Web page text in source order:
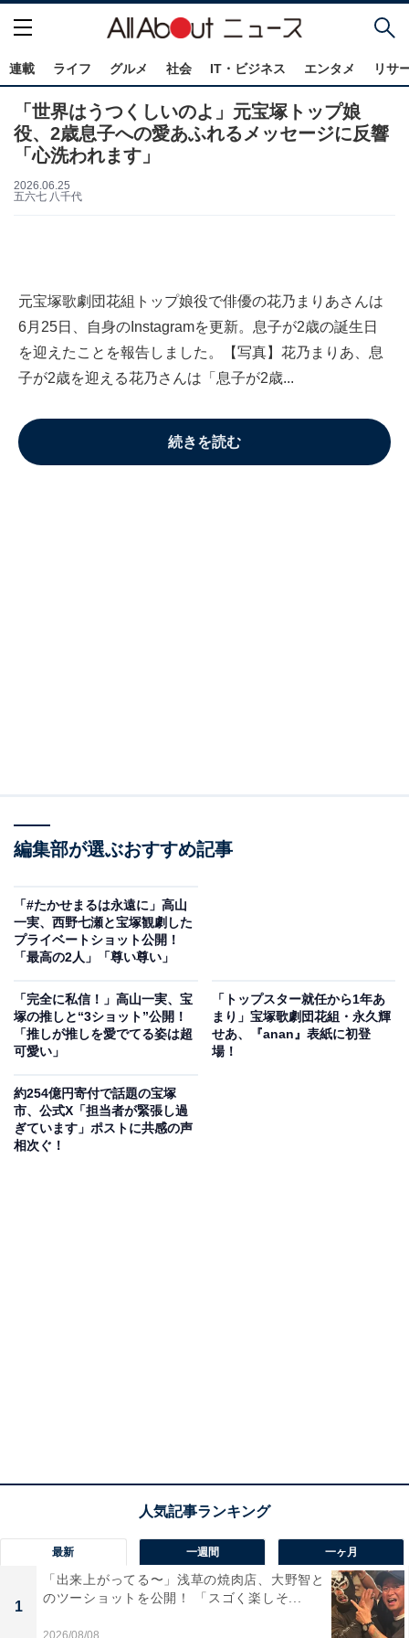
連載 ライフ グルメ 社会 IT・ビジネス エンタメ リサ
「世界はうつくしいのよ」元宝塚トップ娘
役、2歳息子への愛あふれるメッセージに反響
「心洗われます」
2026.06.25
五六七 八千代
元宝塚歌劇団花組トップ娘役で俳優の花乃まりあさんは
6月25日、自身のInstagramを更新。息子が2歳の誕生日
を迎えたことを報告しました。【写真】花乃まりあ、息
子が2歳を迎える花乃さんは「息子が2歳...
続きを読む
編集部が選ぶおすすめ記事
「#たかせまるは永遠に」高山
一実、西野七瀬と宝塚観劇した
プライベートショット公開！
「最高の2人」「尊い尊い」
「完全に私信！」高山一実、宝
塚の推しと“3ショット”公開！
「推しが推しを愛でてる姿は超
可愛い」
「トップスター就任から1年あ
まり」宝塚歌劇団花組・永久輝
せあ、『anan』表紙に初登
場！
約254億円寄付で話題の宝塚
市、公式X「担当者が緊張し過
ぎています」ポストに共感の声
相次ぐ！
最新 一週間 一ヶ月
1
「出来上がってる〜」浅草の焼肉店、大野智と
のツーショットを公開！ 「スゴく楽しそ...